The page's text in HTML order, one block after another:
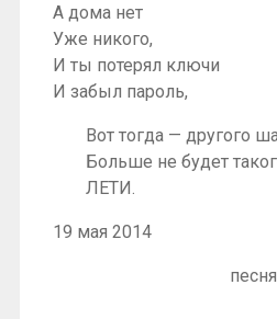
А дома нет
Уже никого,
И ты потерял ключи
И забыл пароль,
Вот тогда — другого
Больше не будет
ЛЕТИ.
19 мая 2014